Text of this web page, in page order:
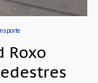
Roxo